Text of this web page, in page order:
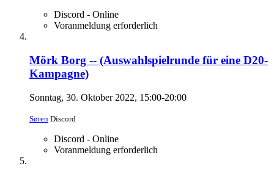
Discord - Online
Voranmeldung erforderlich
Mörk Borg -- (Auswahlspielrunde für eine D20-
Kampagne)
Sonntag, 30. Oktober 2022, 15:00-20:00
Søren Discord
Discord - Online
Voranmeldung erforderlich